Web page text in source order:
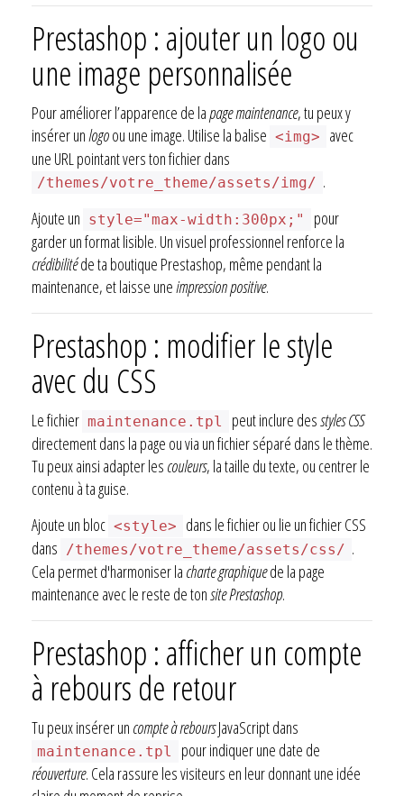
Prestashop : ajouter un logo ou
une image personnalisée
Pour améliorer l’apparence de lapage maintenance, tu peux y
insérer un logoou une image. Utilise la balise <img>
avec
une URL pointant vers ton fichier dans
/themes/votre_theme/assets/img/ .
Ajoute un style="max-width:300px;"
pour
garder un format lisible. Un visuel professionnel renforce la
crédibilitéde ta boutique Prestashop, même pendant la
maintenance, et laisse uneimpression positive.
Prestashop : modifier le style
avec du CSS
Le fichier maintenance.tpl peut inclure desstyles CSS
directement dans la page ou via un fichier séparé dans le thème.
Tu peux ainsi adapter les couleurs, la taille du texte, ou centrer le
contenu à ta guise.
Ajoute un bloc <style>
dans le fichier ou lie un fichier CSS
dans
/themes/votre_theme/assets/css/ .
Cela permet d'harmoniser la charte graphiquede la page
maintenance avec le reste de tonsite Prestashop.
Prestashop : afficher un compte
à rebours de retour
Tu peux insérer un compte à reboursJavaScript dans
maintenance.tpl
pour indiquer une date de
réouverture. Cela rassure les visiteurs en leur donnant une idée